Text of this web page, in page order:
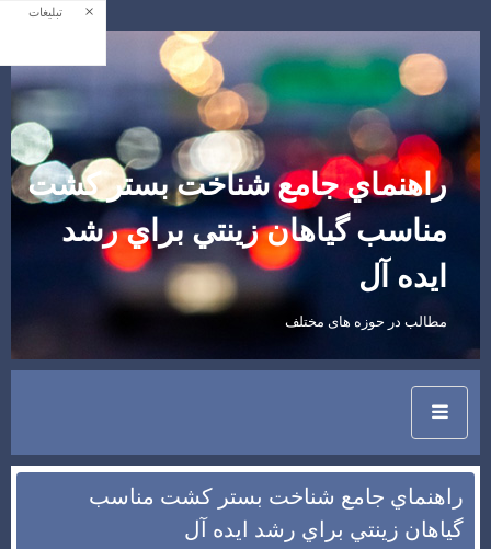
راهنماي جامع شناخت بستر كشت
مناسب گياهان زينتي براي رشد
ايده آل
مطالب در حوزه های مختلف
راهنماي جامع شناخت بستر كشت مناسب
گياهان زينتي براي رشد ايده آل
تبلیغات